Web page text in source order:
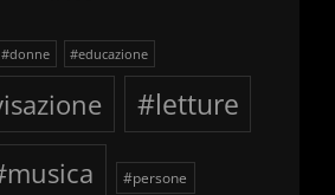
#donne #educazione
#letture
#persone